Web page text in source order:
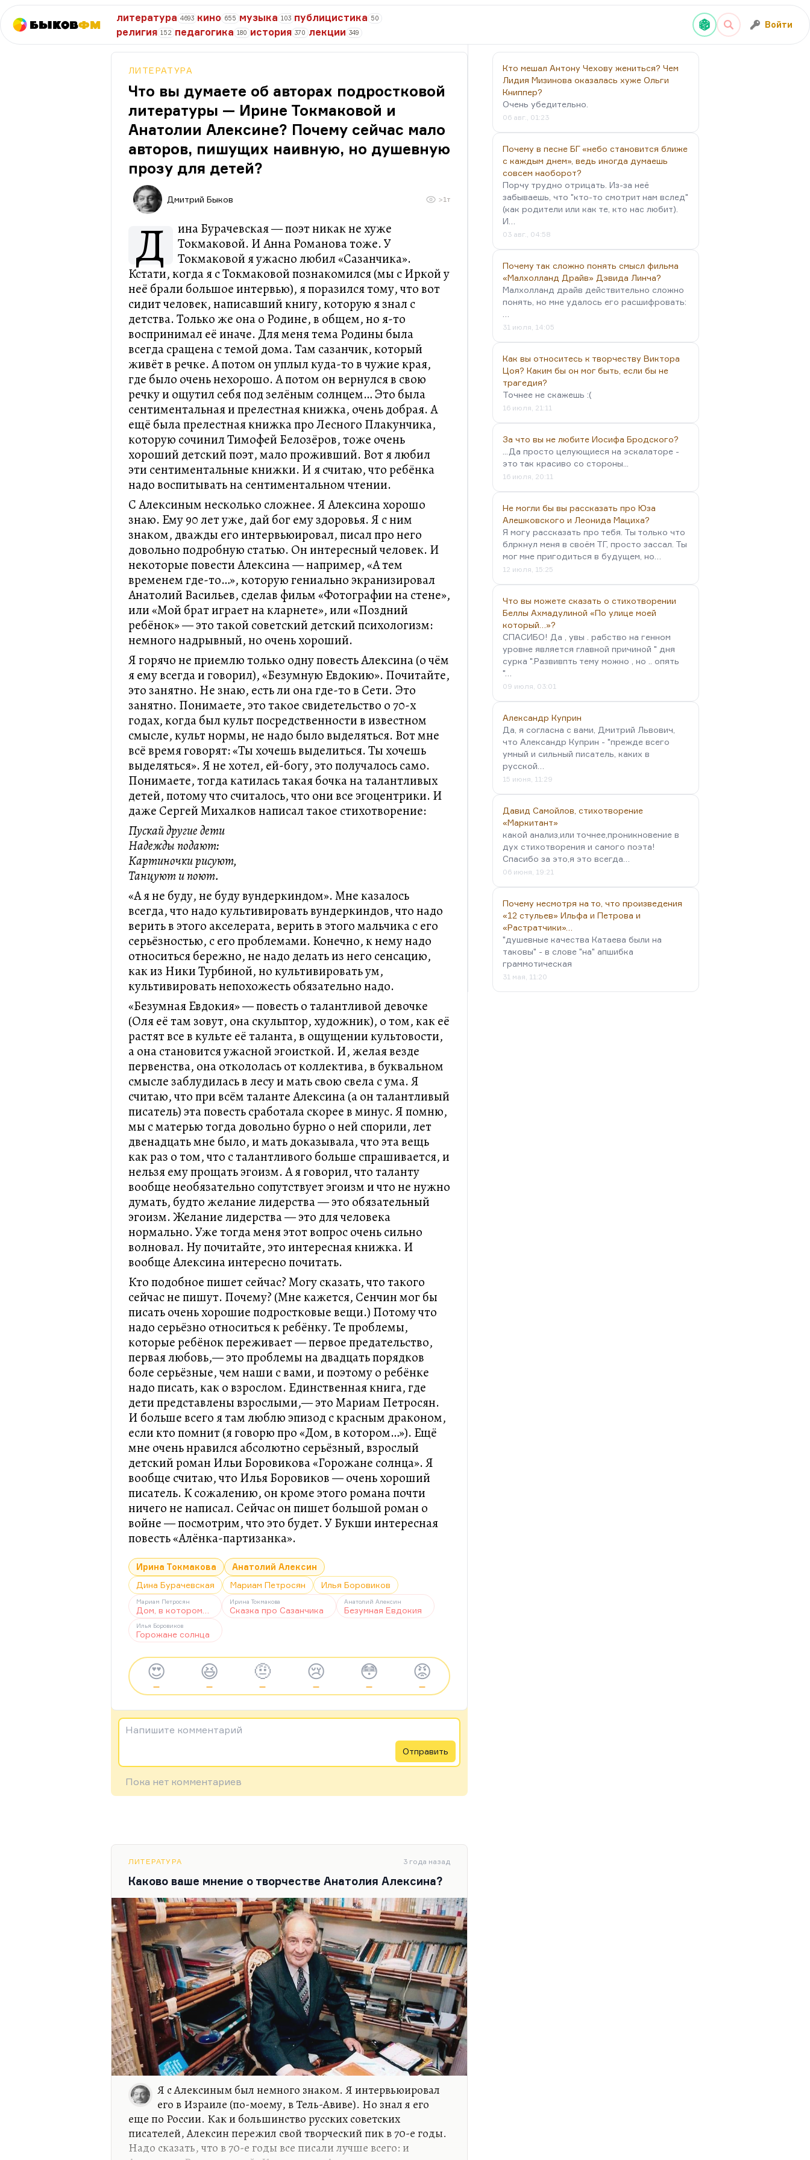
БыковФМ
литература 4693 кино 655 музыка 103 публицистика 50
религия 152 педагогика 180 история 370 лекции 349
Войти
ЛИТЕРАТУРА
Что вы думаете об авторах подростковой
литературы — Ирине Токмаковой и
Анатолии Алексине? Почему сейчас мало
авторов, пишущих наивную, но душевную
прозу для детей?
Дмитрий Быков >1т
Д
ина Бурачевская — поэт никак не хуже
Токмаковой. И Анна Романова тоже. У
Токмаковой я ужасно любил «Сазанчика».
Кстати, когда я с Токмаковой познакомился (мы с Иркой у
неё брали большое интервью), я поразился тому, что вот
сидит человек, написавший книгу, которую я знал с
детства. Только же она о Родине, в общем, но я-то
воспринимал её иначе. Для меня тема Родины была
всегда сращена с темой дома. Там сазанчик, который
живёт в речке. А потом он уплыл куда-то в чужие края,
где было очень нехорошо. А потом он вернулся в свою
речку и ощутил себя под зелёным солнцем… Это была
сентиментальная и прелестная книжка, очень добрая. А
ещё была прелестная книжка про Лесного Плакунчика,
которую сочинил Тимофей Белозёров, тоже очень
хороший детский поэт, мало проживший. Вот я любил
эти сентиментальные книжки. И я считаю, что ребёнка
надо воспитывать на сентиментальном чтении.
С Алексиным несколько сложнее. Я Алексина хорошо
знаю. Ему 90 лет уже, дай бог ему здоровья. Я с ним
знаком, дважды его интервьюировал, писал про него
довольно подробную статью. Он интересный человек. И
некоторые повести Алексина — например, «А тем
временем где-то…», которую гениально экранизировал
Анатолий Васильев, сделав фильм «Фотографии на стене»,
или «Мой брат играет на кларнете», или «Поздний
ребёнок» — это такой советский детский психологизм:
немного надрывный, но очень хороший.
Я горячо не приемлю только одну повесть Алексина (о чём
я ему всегда и говорил), «Безумную Евдокию». Почитайте,
это занятно. Не знаю, есть ли она где-то в Сети. Это
занятно. Понимаете, это такое свидетельство о 70-х
годах, когда был культ посредственности в известном
смысле, культ нормы, не надо было выделяться. Вот мне
всё время говорят: «Ты хочешь выделиться. Ты хочешь
выделяться». Я не хотел, ей-богу, это получалось само.
Понимаете, тогда катилась такая бочка на талантливых
детей, потому что считалось, что они все эгоцентрики. И
даже Сергей Михалков написал такое стихотворение:
Пускай другие дети
Надежды подают:
Картиночки рисуют,
Танцуют и поют.
«А я не буду, не буду вундеркиндом». Мне казалось
всегда, что надо культивировать вундеркиндов, что надо
верить в этого акселерата, верить в этого мальчика с его
серьёзностью, с его проблемами. Конечно, к нему надо
относиться бережно, не надо делать из него сенсацию,
как из Ники Турбиной, но культивировать ум,
культивировать непохожесть обязательно надо.
«Безумная Евдокия» — повесть о талантливой девочке
(Оля её там зовут, она скульптор, художник), о том, как её
растят все в культе её таланта, в ощущении культовости,
а она становится ужасной эгоисткой. И, желая везде
первенства, она откололась от коллектива, в буквальном
смысле заблудилась в лесу и мать свою свела с ума. Я
считаю, что при всём таланте Алексина (а он талантливый
писатель) эта повесть сработала скорее в минус. Я помню,
мы с матерью тогда довольно бурно о ней спорили, лет
двенадцать мне было, и мать доказывала, что эта вещь
как раз о том, что с талантливого больше спрашивается, и
нельзя ему прощать эгоизм. А я говорил, что таланту
вообще необязательно сопутствует эгоизм и что не нужно
думать, будто желание лидерства — это обязательный
эгоизм. Желание лидерства — это для человека
нормально. Уже тогда меня этот вопрос очень сильно
волновал. Ну почитайте, это интересная книжка. И
вообще Алексина интересно почитать.
Кто подобное пишет сейчас? Могу сказать, что такого
сейчас не пишут. Почему? (Мне кажется, Сенчин мог бы
писать очень хорошие подростковые вещи.) Потому что
надо серьёзно относиться к ребёнку. Те проблемы,
которые ребёнок переживает — первое предательство,
первая любовь,— это проблемы на двадцать порядков
боле серьёзные, чем наши с вами, и поэтому о ребёнке
надо писать, как о взрослом. Единственная книга, где
дети представлены взрослыми,— это Мариам Петросян.
И больше всего я там люблю эпизод с красным драконом,
если кто помнит (я говорю про «Дом, в котором…»). Ещё
мне очень нравился абсолютно серьёзный, взрослый
детский роман Ильи Боровикова «Горожане солнца». Я
вообще считаю, что Илья Боровиков — очень хороший
писатель. К сожалению, он кроме этого романа почти
ничего не написал. Сейчас он пишет большой роман о
войне — посмотрим, что это будет. У Букши интересная
повесть «Алёнка-партизанка».
Ирина Токмакова
Анатолий Алексин
Дина Бурачевская
Мариам Петросян Илья Боровиков
Мариам Петросян
Дом, в котором…
Ирина Токмакова
Сказка про Сазанчика
Анатолий Алексин
Безумная Евдокия
Илья Боровиков
Горожане солнца
😍
—
😆
—
🤨
—
😢
—
😳
—
😡
—
Напишите комментарий
Отправить
Пока нет комментариев
ЛИТЕРАТУРА 3 года назад
Каково ваше мнение о творчестве Анатолия Алексина?
Я с Алексиным был немного знаком. Я интервьюировал
его в Израиле (по-моему, в Тель-Авиве). Но знал я его
еще по России. Как и большинство русских советских
писателей, Алексин пережил свой творческий пик в 70-е годы.
Надо сказать, что в 70-е годы все писали лучше всего: и
Кто мешал Антону Чехову жениться? Чем
Лидия Мизинова оказалась хуже Ольги
Книппер?
Очень убедительно.
06 авг., 01:23
Почему в песне БГ «небо становится ближе
с каждым днем», ведь иногда думаешь
совсем наоборот?
Порчу трудно отрицать. Из-за неё
забываешь, что "кто-то смотрит нам вслед"
(как родители или как те, кто нас любит).
И…
03 авг., 04:58
Почему так сложно понять смысл фильма
«Малхолланд Драйв» Дэвида Линча?
Малхолланд драйв действительно сложно
понять, но мне удалось его расшифровать:
31 июля, 14:05
Как вы относитесь к творчеству Виктора
Цоя? Каким бы он мог быть, если бы не
трагедия?
Точнее не скажешь :(
16 июля, 21:11
За что вы не любите Иосифа Бродского?
...Да просто целующиеся на эскалаторе -
это так красиво со стороны...
16 июля, 20:11
Не могли бы вы рассказать про Юза
Алешковского и Леонида Мациха?
Я могу рассказать про тебя. Ты только что
блркнул меня в своём ТГ, просто зассал. Ты
мог мне пригодиться в будущем, но…
12 июля, 15:25
Что вы можете сказать о стихотворении
Беллы Ахмадулиной «По улице моей
который…»?
СПАСИБО! Да , увы . рабство на генном
уровне является главной причиной " дня
сурка ".Развивпть тему можно , но .. опять
"…
09 июля, 03:01
Александр Куприн
Да, я согласна с вами, Дмитрий Львович,
что Александр Куприн - "прежде всего
умный и сильный писатель, каких в
русской…
15 июня, 11:29
Давид Самойлов, стихотворение
«Маркитант»
какой анализ,или точнее,проникновение в
дух стихотворения и самого поэта!
Спасибо за это,я это всегда…
06 июня, 19:21
Почему несмотря на то, что произведения
«12 стульев» Ильфа и Петрова и
«Растратчики»…
"душевные качества Катаева были на
таковы" - в слове "на" апшибка
граммотическая
31 мая, 11:20